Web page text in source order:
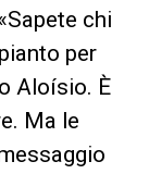
chi
per
Aloísio. È
Ma le